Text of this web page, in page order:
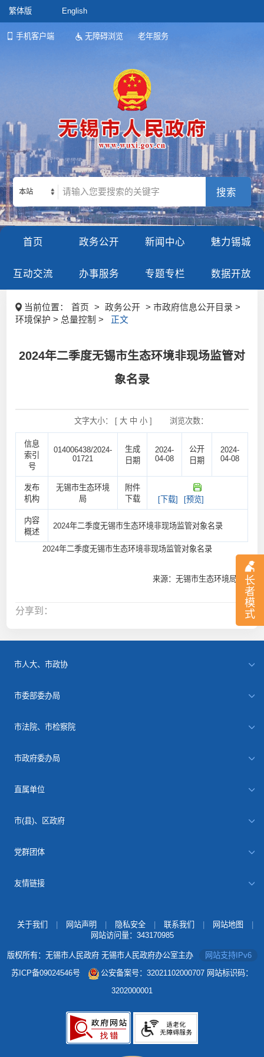
繁体版 English
手机客户端 无障碍浏览 老年服务
长
者
模
式
本站
首页 政务公开 新闻中心 魅力锡城
互动交流 办事服务 专题专栏 数据开放
当前位置： 首页 > 政务公开
> 市政府信息公开目录 >
环境保护 > 总量控制 >
正文
2024年二季度无锡市生态环境非现场监管对
象名录
文字大小： [ 大 中 小] 浏览次数：
信息
索引
号
014006438/2024-
01721
生成
日期
2024-
04-08
公开
日期
2024-
04-08
发布
机构
无锡市生态环境
局
附件
下载
[下载] [预览]
内容
概述
2024年二季度无锡市生态环境非现场监管对象名录
2024年二季度无锡市生态环境非现场监管对象名录
来源：无锡市生态环境局
分享到：
市人大、市政协
市委部委办局
市法院、市检察院
市政府委办局
直属单位
市(县)、区政府
党群团体
友情链接
关于我们 网站声明 隐私安全 联系我们 网站地图
网站访问量： 343170985
版权所有：无锡市人民政府 无锡市人民政府办公室主办
网站支持IPv6
苏ICP备09024546号
公安备案号：32021102000707 网站标识码：
3202000001